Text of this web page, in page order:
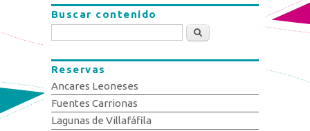
Buscar contenido
Buscar
Reservas
Ancares Leoneses
Fuentes Carrionas
Lagunas de Villafáfila